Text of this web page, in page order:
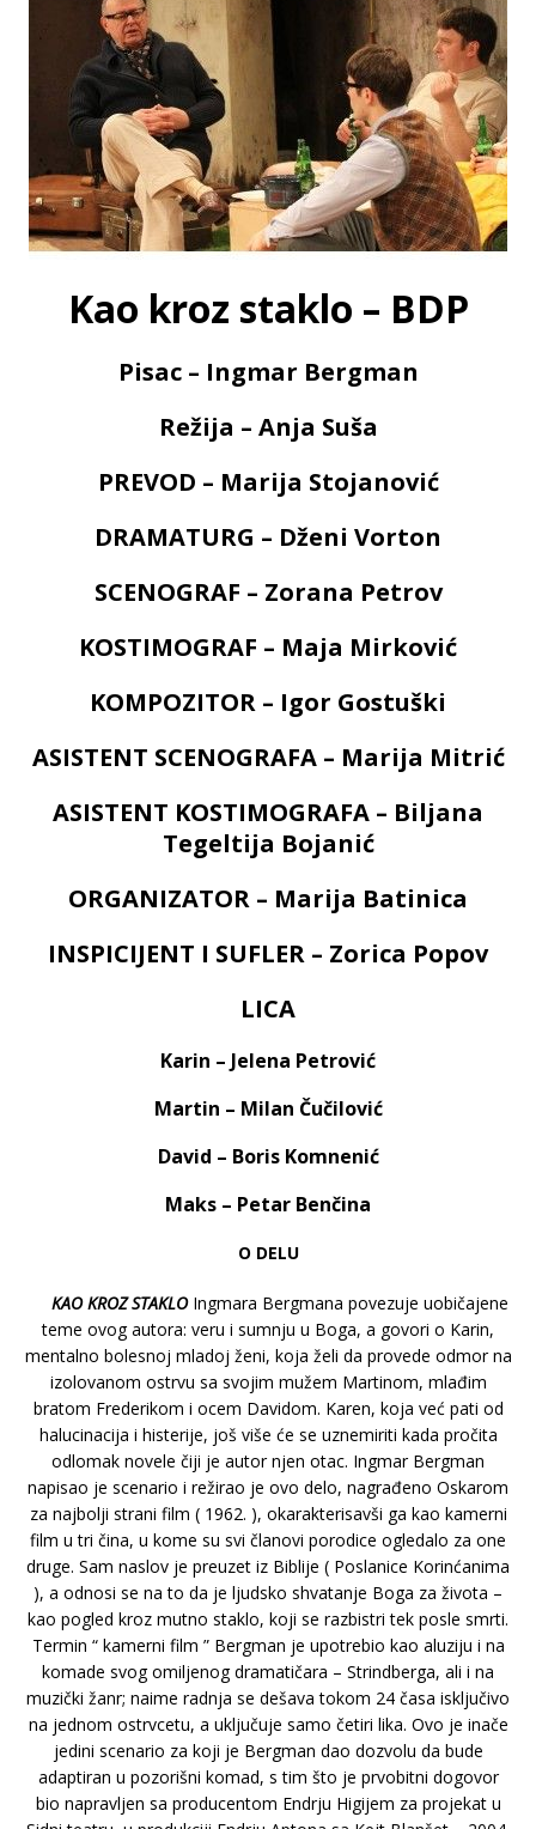
Kao kroz staklo – BDP
Pisac – Ingmar Bergman
Režija – Anja Suša
PREVOD – Marija Stojanović
DRAMATURG – Dženi Vorton
SCENOGRAF – Zorana Petrov
KOSTIMOGRAF – Maja Mirković
KOMPOZITOR – Igor Gostuški
ASISTENT SCENOGRAFA – Marija Mitrić
ASISTENT KOSTIMOGRAFA – Biljana
Tegeltija Bojanić
ORGANIZATOR – Marija Batinica
INSPICIJENT I SUFLER – Zorica Popov
LICA
Karin – Jelena Petrović
Martin – Milan Čučilović
David – Boris Komnenić
Maks – Petar Benčina
O DELU
KAO KROZ STAKLOIngmara Bergmana povezuje uobičajene
teme ovog autora: veru i sumnju u Boga, a govori o Karin,
mentalno bolesnoj mladoj ženi, koja želi da provede odmor na
izolovanom ostrvu sa svojim mužem Martinom, mlađim
bratom Frederikom i ocem Davidom. Karen, koja već pati od
halucinacija i histerije, još više će se uznemiriti kada pročita
odlomak novele čiji je autor njen otac. Ingmar Bergman
napisao je scenario i režirao je ovo delo, nagrađeno Oskarom
za najbolji strani film ( 1962. ), okarakterisavši ga kao kamerni
film u tri čina, u kome su svi članovi porodice ogledalo za one
druge. Sam naslov je preuzet iz Biblije ( Poslanice Korinćanima
), a odnosi se na to da je ljudsko shvatanje Boga za života –
kao pogled kroz mutno staklo, koji se razbistri tek posle smrti.
Termin “ kamerni film ” Bergman je upotrebio kao aluziju i na
komade svog omiljenog dramatičara – Strindberga, ali i na
muzički žanr; naime radnja se dešava tokom 24 časa isključivo
na jednom ostrvcetu, a uključuje samo četiri lika. Ovo je inače
jedini scenario za koji je Bergman dao dozvolu da bude
adaptiran u pozorišni komad, s tim što je prvobitni dogovor
bio napravljen sa producentom Endrju Higijem za projekat u